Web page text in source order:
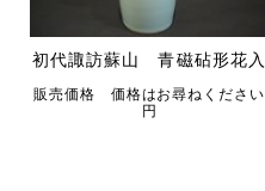
初代諏訪蘇山 青磁砧形花入
販売価格 価格はお尋ねください
円